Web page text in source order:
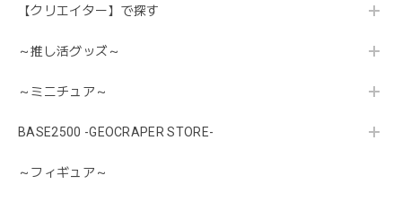
【クリエイター】で探す
～推し活グッズ～
～ミニチュア～
BASE2500 -GEOCRAPER STORE-
～フィギュア～